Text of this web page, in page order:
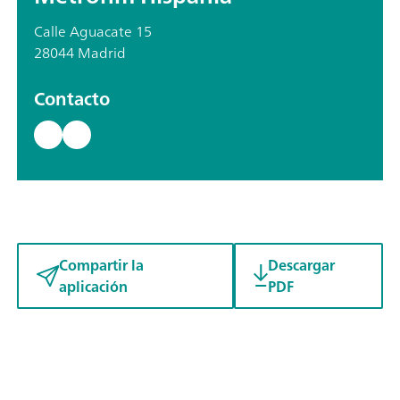
Calle Aguacate 15
28044 Madrid
Contacto
Compartir la
aplicación
Descargar
PDF